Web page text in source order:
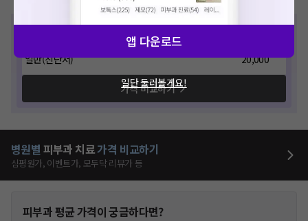
일반(진단서)
20,000
가격 비교하기
병원별 피부과 치료가격 비교하기
심평원가, 이벤트가, 모두닥 리뷰가 등
피부과평균 가격이 궁금하다면?
앱 다운로드
일단 둘러볼게요!